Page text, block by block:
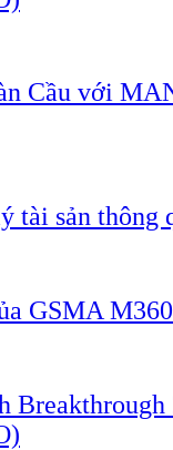
Cầu với
tài sản
GSMA